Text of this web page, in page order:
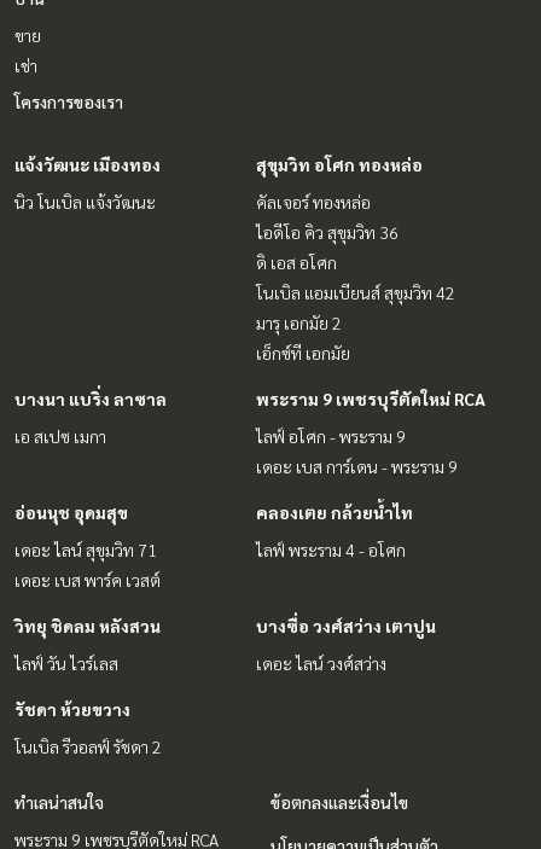
ขาย
เช่า
โครงการของเรา
แจ้งวัฒนะ เมืองทอง
นิว โนเบิล แจ้งวัฒนะ
สุขุมวิท อโศก ทองหล่อ
คัลเจอร์ ทองหล่อ
ไอดีโอ คิว สุขุมวิท 36
ดิ เอส อโศก
โนเบิล แอมเบียนส์ สุขุมวิท 42
มารุ เอกมัย 2
เอ็กซ์ที เอกมัย
บางนา แบริ่ง ลาซาล
เอ สเปซ เมกา
พระราม 9 เพชรบุรีตัดใหม่ RCA
ไลฟ์ อโศก - พระราม 9
เดอะ เบส การ์เดน - พระราม 9
อ่อนนุช อุดมสุข
เดอะ ไลน์ สุขุมวิท 71
เดอะ เบส พาร์ค เวสต์
คลองเตย กล้วยน้ำไท
ไลฟ์ พระราม 4 - อโศก
วิทยุ ชิดลม หลังสวน
ไลฟ์ วัน ไวร์เลส
บางซื่อ วงศ์สว่าง เตาปูน
เดอะ ไลน์ วงศ์สว่าง
รัชดา ห้วยขวาง
โนเบิล รีวอลฟ์ รัชดา 2
ทำเลน่าสนใจ
พระราม 9 เพชรบุรีตัดใหม่ RCA
ข้อตกลงและเงื่อนไข